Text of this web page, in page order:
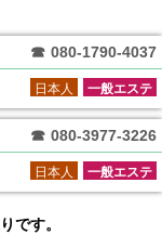
☎ 080-1790-4037
一般エステ
日本人
☎ 080-3977-3226
一般エステ
日本人
です。